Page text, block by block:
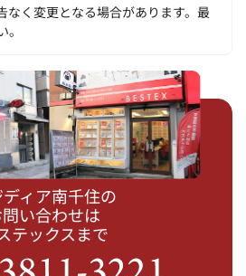
く変更となる場合があります。最
ディア南千住の
問い合わせは
テックスまで